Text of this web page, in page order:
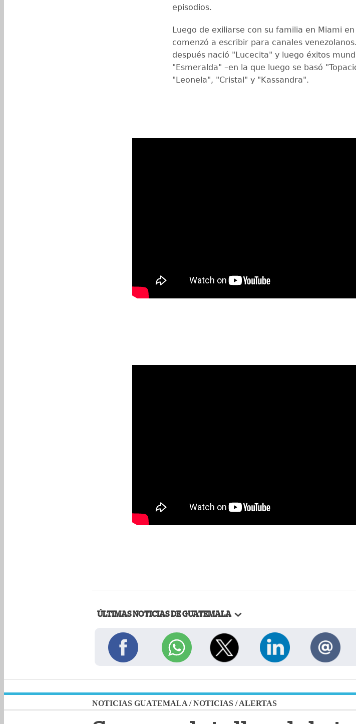
episodios.
Luego de exiliarse con su familia en Miami
comenzó a escribir para canales
después nació "Lucecita" y luego éxitos
"Esmeralda" –en la que luego se basó
"Leonela", "Cristal" y "Kassandra".
ÚLTIMAS NOTICIAS DE GUATEMALA
NOTICIAS GUATEMALA /NOTICIAS /ALERTAS